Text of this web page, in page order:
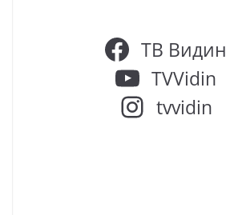
ТВ Видин
TVVidin
tvvidin